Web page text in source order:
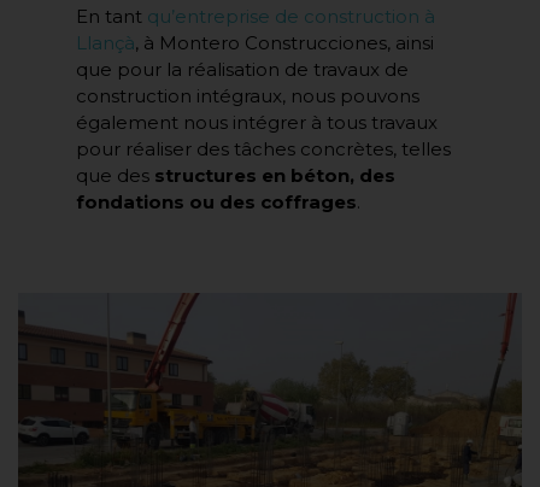
En tant qu’entreprise de construction à
Llançà, à Montero Construcciones, ainsi
que pour la réalisation de travaux de
construction intégraux, nous pouvons
également nous intégrer à tous travaux
pour réaliser des tâches concrètes, telles
que des structures en béton, des
fondations ou des coffrages.